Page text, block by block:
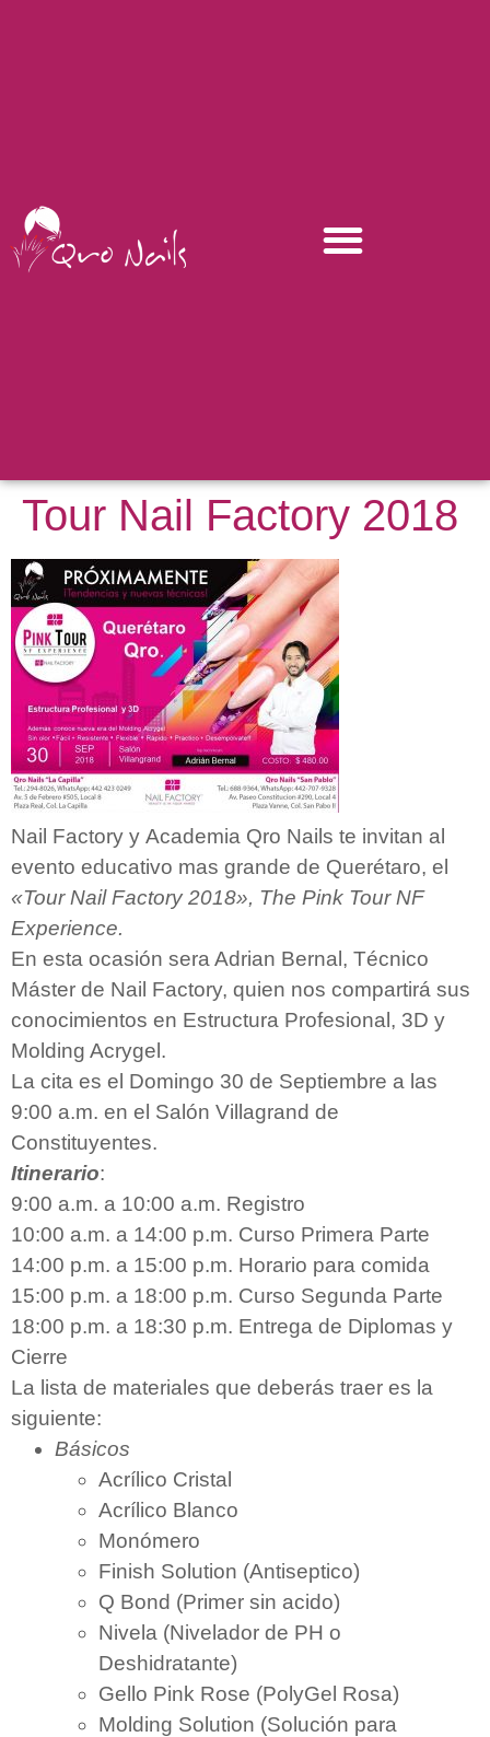
Tour Nail Factory 2018
Nail Factory y Academia Qro Nails te invitan al
evento educativo mas grande de Querétaro, el
«Tour Nail Factory 2018», The Pink Tour NF
Experience.
En esta ocasión sera Adrian Bernal, Técnico
Máster de Nail Factory, quien nos compartirá sus
conocimientos en Estructura Profesional, 3D y
Molding Acrygel.
La cita es el Domingo 30 de Septiembre a las
9:00 a.m. en el Salón Villagrand de
Constituyentes.
Itinerario:
9:00 a.m. a 10:00 a.m. Registro
10:00 a.m. a 14:00 p.m. Curso Primera Parte
14:00 p.m. a 15:00 p.m. Horario para comida
15:00 p.m. a 18:00 p.m. Curso Segunda Parte
18:00 p.m. a 18:30 p.m. Entrega de Diplomas y
Cierre
La lista de materiales que deberás traer es la
siguiente:
Básicos
Acrílico Cristal
Acrílico Blanco
Monómero
Finish Solution (Antiseptico)
Q Bond (Primer sin acido)
Nivela (Nivelador de PH o
Deshidratante)
Gello Pink Rose (PolyGel Rosa)
Molding Solution (Solución para